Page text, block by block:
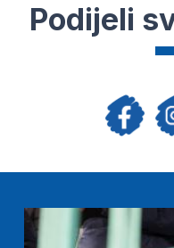
Podijeli